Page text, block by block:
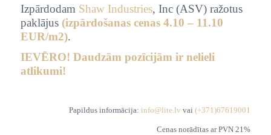
Izpārdodam Shaw Industries, Inc (ASV) ražotus
paklājus (izpārdošanas cenas 4.10 – 11.10
EUR/m2).
IEVĒRO! Daudzām pozīcijām ir nelieli
atlikumi!
Papildus informācija:info@lite.lv vai(+371)67619001
Cenas norādītas ar PVN 21%